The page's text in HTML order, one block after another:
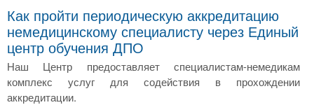
Как пройти периодическую аккредитацию
немедицинскому специалисту через Единый
центр обучения ДПО
Наш Центр предоставляет специалистам-немедикам
комплекс услуг для содействия в прохождении
аккредитации.